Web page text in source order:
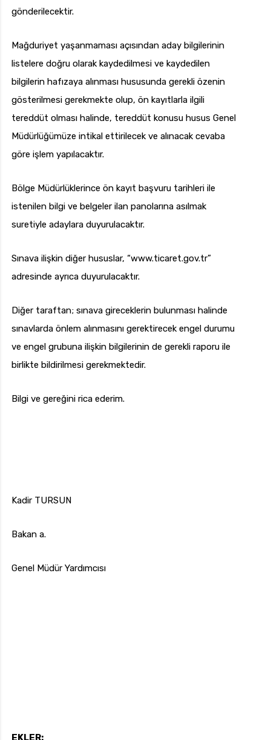
gönderilecektir.
Mağduriyet yaşanmaması açısından aday bilgilerinin
listelere doğru olarak kaydedilmesi ve kaydedilen
bilgilerin hafızaya alınması hususunda gerekli özenin
gösterilmesi gerekmekte olup, ön kayıtlarla ilgili
tereddüt olması halinde, tereddüt konusu husus Genel
Müdürlüğümüze intikal ettirilecek ve alınacak cevaba
göre işlem yapılacaktır.
Bölge Müdürlüklerince ön kayıt başvuru tarihleri ile
istenilen bilgi ve belgeler ilan panolarına asılmak
suretiyle adaylara duyurulacaktır.
Sınava ilişkin diğer hususlar, “www.ticaret.gov.tr”
adresinde ayrıca duyurulacaktır.
Diğer taraftan; sınava gireceklerin bulunması halinde
sınavlarda önlem alınmasını gerektirecek engel durumu
ve engel grubuna ilişkin bilgilerinin de gerekli raporu ile
birlikte bildirilmesi gerekmektedir.
Bilgi ve gereğini rica ederim.
Kadir TURSUN
Bakan a.
Genel Müdür Yardımcısı
EKLER: